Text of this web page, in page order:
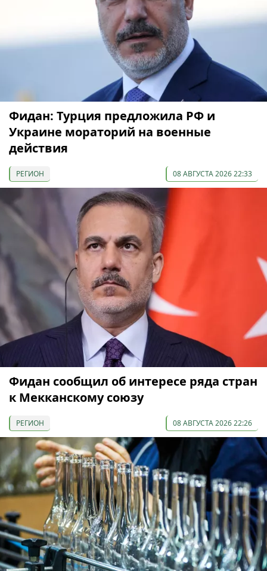
Фидан: Турция предложила РФ и
Украине мораторий на военные
действия
РЕГИОН 08 АВГУСТА 2026 22:33
Фидан сообщил об интересе ряда стран
к Мекканскому союзу
РЕГИОН 08 АВГУСТА 2026 22:26